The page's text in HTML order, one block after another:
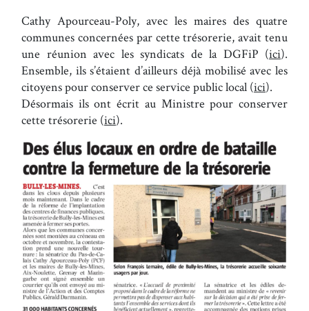
Cathy Apourceau-Poly, avec les maires des quatre
communes concernées par cette trésorerie, avait tenu
une réunion avec les syndicats de la DGFiP (ici).
Ensemble, ils s’étaient d’ailleurs déjà mobilisé avec les
citoyens pour conserver ce service public local (ici).
Désormais ils ont écrit au Ministre pour conserver
cette trésorerie (ici).